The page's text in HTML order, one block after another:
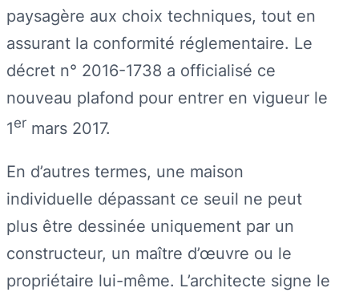
paysagère aux choix techniques, tout en
assurant la conformité réglementaire. Le
décret n° 2016-1738 a officialisé ce
nouveau plafond pour entrer en vigueur le
1er mars 2017.
En d’autres termes, une maison
individuelle dépassant ce seuil ne peut
plus être dessinée uniquement par un
constructeur, un maître d’œuvre ou le
propriétaire lui-même. L’architecte signe le